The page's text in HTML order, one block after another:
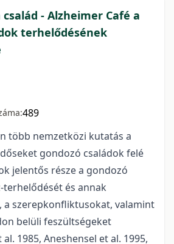
- Alzheimer Café a
terhelődésének
489
több nemzetközi kutatás a
gondozó családok felé
jelentős része a gondozó
terhelődését és annak
a szerepkonfliktusokat, valamint
belüli feszültségeket
1985, Aneshensel et al. 1995,